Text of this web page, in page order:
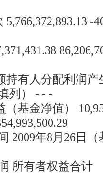
-
持有人分配利润
列） - - -
基金净值）
2009年8月26日
所有者权益合计